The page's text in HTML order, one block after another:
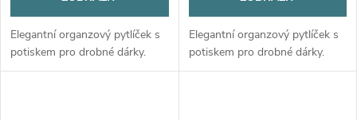
Elegantní organzový pytlíček s
potiskem pro drobné dárky.
Elegantní organzový pytlíček s
potiskem pro drobné dárky.